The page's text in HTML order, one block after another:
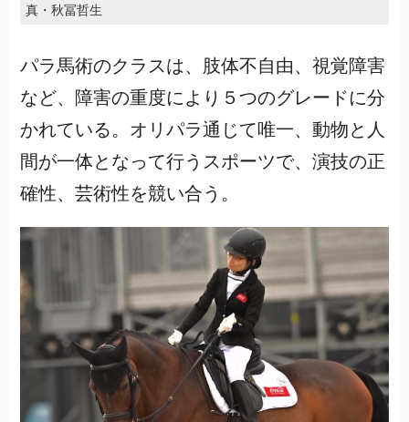
真・秋冨哲生
パラ馬術のクラスは、肢体不自由、視覚障害
など、障害の重度により５つのグレードに分
かれている。オリパラ通じて唯一、動物と人
間が一体となって行うスポーツで、演技の正
確性、芸術性を競い合う。